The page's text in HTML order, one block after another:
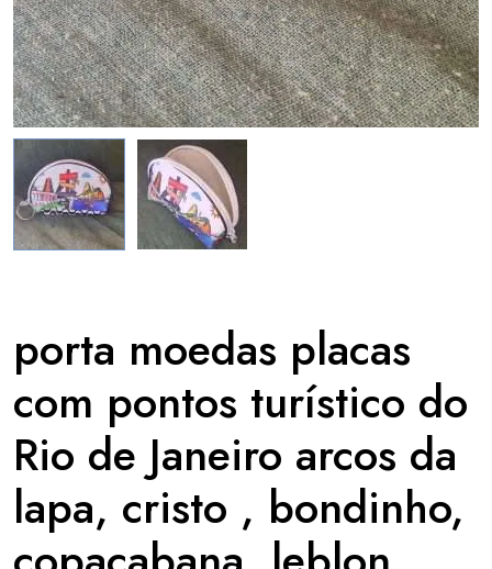
porta moedas placas
com pontos turístico do
Rio de Janeiro arcos da
lapa, cristo , bondinho,